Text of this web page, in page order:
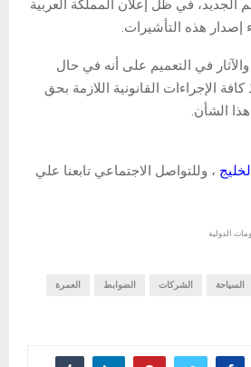
الجديد، في ظل إعلان المملكة العربية
إصدار هذه التأشيرات.
في التعميم على أنه في حال
الإجراءات القانونية اللازمة بحق
الشأن.
، وللتواصل الاجتماعي تابعنا علي
الدولية
السياحة الشركات الضوابط العمرة